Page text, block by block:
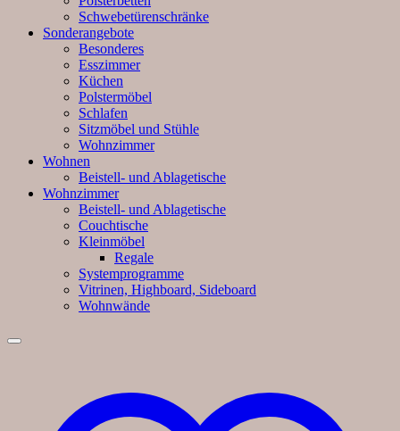
Schwebetürenschränke
Sonderangebote
Besonderes
Esszimmer
Küchen
Polstermöbel
Schlafen
Sitzmöbel und Stühle
Wohnzimmer
Wohnen
Beistell- und Ablagetische
Wohnzimmer
Beistell- und Ablagetische
Couchtische
Kleinmöbel
Regale
Systemprogramme
Vitrinen, Highboard, Sideboard
Wohnwände